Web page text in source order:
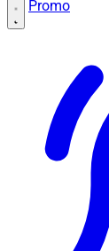
Promo